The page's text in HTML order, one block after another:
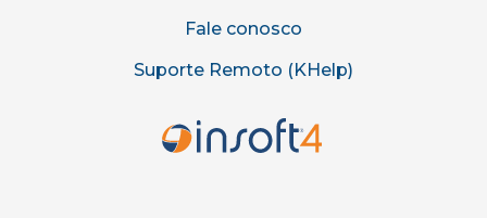
Fale conosco
Suporte Remoto (KHelp)